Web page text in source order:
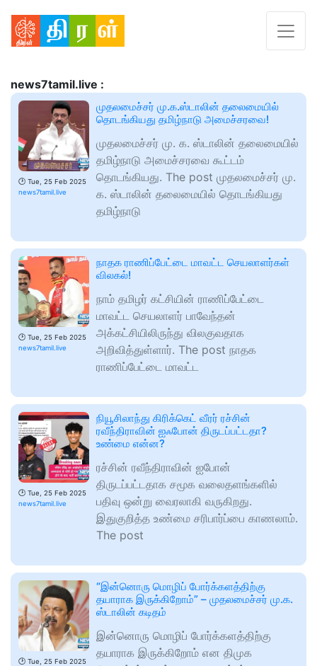
news7tamil.live :
🕑 Tue, 25 Feb 2025
news7tamil.live
முதலமைச்சர் மு.க.ஸ்டாலின் தலைமையில்
தொடங்கியது தமிழ்நாடு அமைச்சரவை!
முதலமைச்சர் மு. க. ஸ்டாலின் தலைமையில்
தமிழ்நாடு அமைச்சரவை கூட்டம்
தொடங்கியது. The post முதலமைச்சர் மு.
க. ஸ்டாலின் தலைமையில் தொடங்கியது
தமிழ்நாடு
🕑 Tue, 25 Feb 2025
news7tamil.live
நாதக ராணிப்பேட்டை மாவட்ட செயலாளர்கள்
விலகல்!
நாம் தமிழர் கட்சியின் ராணிப்பேட்டை
மாவட்ட செயலாளர் பாவேந்தன்
அக்கட்சியிலிருந்து விலகுவதாக
அறிவித்துள்ளார். The post நாதக
ராணிப்பேட்டை மாவட்ட
🕑 Tue, 25 Feb 2025
news7tamil.live
நியூசிலாந்து கிரிக்கெட் வீரர் ரச்சின்
ரவீந்திராவின் ஐஃபோன் திருடப்பட்டதா?
உண்மை என்ன?
ரச்சின் ரவீந்திராவின் ஐபோன்
திருடப்பட்டதாக சமூக வலைதளங்களில்
பதிவு ஒன்று வைரலாகி வருகிறது.
இதுகுறித்த உண்மை சரிபார்ப்பை காணலாம்.
The post
🕑 Tue, 25 Feb 2025
“இன்னொரு மொழிப் போர்க்களத்திற்கு
தயாராக இருக்கிறோம்” – முதலமைச்சர் மு.க.
ஸ்டாலின் கடிதம்
இன்னொரு மொழிப் போர்க்களத்திற்கு
தயாராக இருக்கிறோம் என திமுக